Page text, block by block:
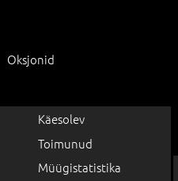
Oksjonid
Käesolev
Toimunud
Müügistatistika